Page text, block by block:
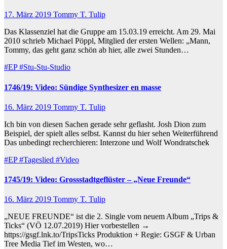
17. März 2019 Tommy T. Tulip
Das Klassenziel hat die Gruppe am 15.03.19 erreicht. Am 29. Mai
2010 schrieb Michael Pöppl, Mitglied der ersten Wellen: „Mann,
Tommy, das geht ganz schön ab hier, alle zwei Stunden…
#EP#Stu-Stu-Studio
1746/19: Video: Sündige Synthesizer en masse
16. März 2019 Tommy T. Tulip
Ich bin von diesen Sachen gerade sehr geflasht. Josh Dion zum
Beispiel, der spielt alles selbst. Kannst du hier sehen Weiterführend
Das unbedingt recherchieren: Interzone und Wolf Wondratschek
#EP#Tageslied #Video
1745/19: Video: Grossstadtgeflüster – „Neue Freunde“
16. März 2019 Tommy T. Tulip
„NEUE FREUNDE“ ist die 2. Single vom neuem Album „Trips &
Ticks“ (VÖ 12.07.2019) Hier vorbestellen →
https://gsgf.lnk.to/TripsTicks Produktion + Regie: GSGF & Urban
Tree Media Tief im Westen, wo…